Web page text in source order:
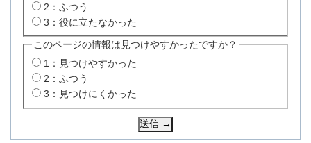
2：ふつう
3：役に立たなかった
このページの情報は見つけやすかったですか？
1：見つけやすかった
2：ふつう
3：見つけにくかった